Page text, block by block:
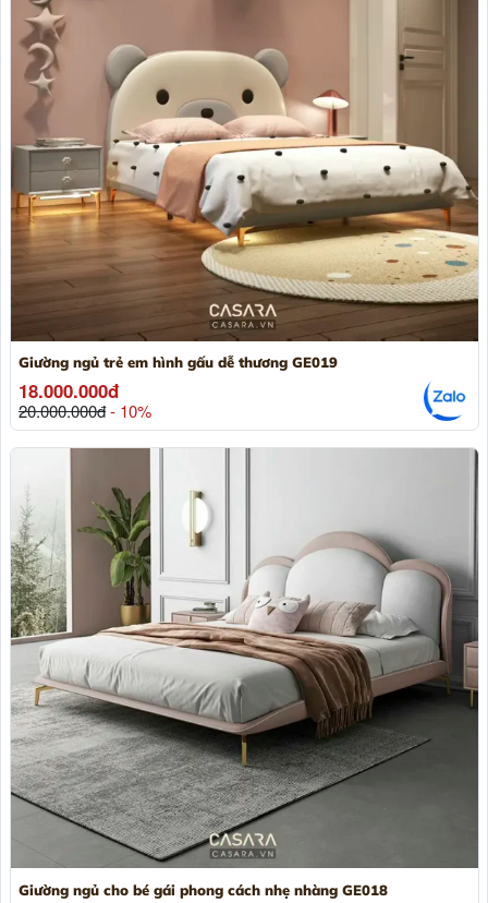
Giường ngủ trẻ em hình gấu dễ thương GE019
18.000.000đ
20.000.000đ- 10%
Giường ngủ cho bé gái phong cách nhẹ nhàng GE018